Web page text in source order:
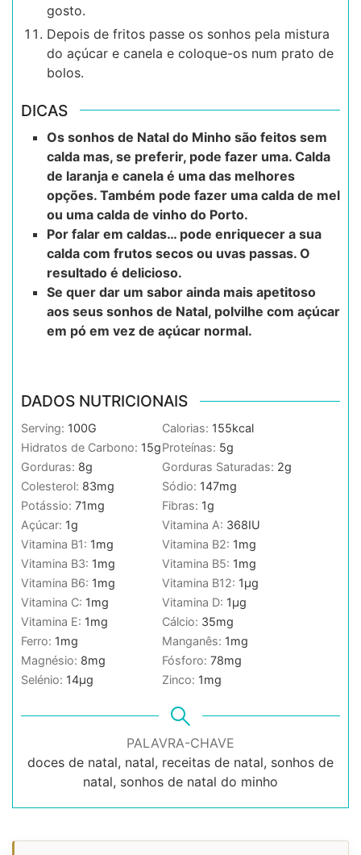
gosto.
Depois de fritos passe os sonhos pela mistura
do açúcar e canela e coloque-os num prato de
bolos.
DICAS
Os sonhos de Natal do Minho são feitos sem
calda mas, se preferir, pode fazer uma. Calda
de laranja e canela é uma das melhores
opções. Também pode fazer uma calda de mel
ou uma calda de vinho do Porto.
Por falar em caldas… pode enriquecer a sua
calda com frutos secos ou uvas passas. O
resultado é delicioso.
Se quer dar um sabor ainda mais apetitoso
aos seus sonhos de Natal, polvilhe com açúcar
em pó em vez de açúcar normal.
DADOS NUTRICIONAIS
Serving: 100G Calorias: 155kcal
Hidratos de Carbono: 15gProteínas: 5g
Gorduras: 8g Gorduras Saturadas: 2g
Colesterol: 83mg Sódio: 147mg
Potássio: 71mg Fibras: 1g
Açúcar: 1g Vitamina A: 368IU
Vitamina B1: 1mg Vitamina B2: 1mg
Vitamina B3: 1mg Vitamina B5: 1mg
Vitamina B6: 1mg Vitamina B12: 1µg
Vitamina C: 1mg Vitamina D: 1µg
Vitamina E: 1mg Cálcio: 35mg
Ferro: 1mg Manganês: 1mg
Magnésio: 8mg Fósforo: 78mg
Selénio: 14µg Zinco: 1mg
PALAVRA-CHAVE
doces de natal, natal, receitas de natal, sonhos de
natal, sonhos de natal do minho